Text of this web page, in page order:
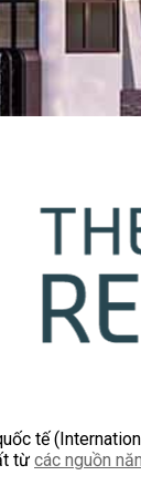
tế
từ các nguồn